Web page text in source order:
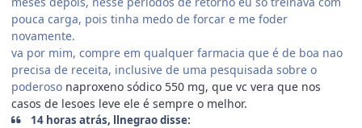
pouca carga, pois tinha medo de forcar e me foder
novamente.
va por mim, compre em qualquer farmacia que é de boa nao
precisa de receita, inclusive de uma pesquisada sobre o
poderoso naproxeno sódico 550 mg, que vc vera que nos
casos de lesoes leve ele é sempre o melhor.
14 horas atrás, llnegrao disse: